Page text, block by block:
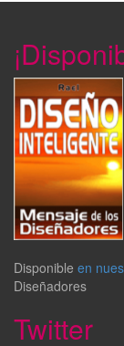
Disponible en
Diseñadores
Twitter